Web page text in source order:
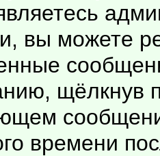
вы можете
щёлкнув
времени